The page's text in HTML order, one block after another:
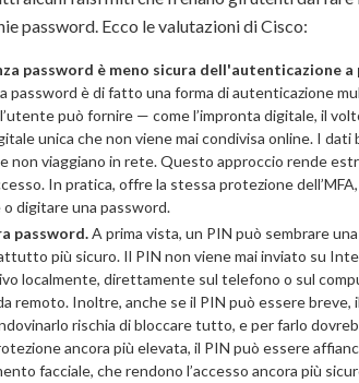
password. Ecco le valutazioni di Cisco:
password è meno sicura dell'autenticazione
password è di fatto una forma di autenticazione
può fornire — come l’impronta digitale, il
unica che non viene mai condivisa online. I
non viaggiano in rete. Questo approccio rende
In pratica, offre la stessa protezione
digitare una password.
password.A prima vista, un PIN può sembrare
più sicuro. Il PIN non viene mai inviato su
localmente, direttamente sul telefono o sul
remoto. Inoltre, anche se il PIN può essere
rischia di bloccare tutto, e per farlo
ancora più elevata, il PIN può essere
facciale, che rendono l’accesso ancora più